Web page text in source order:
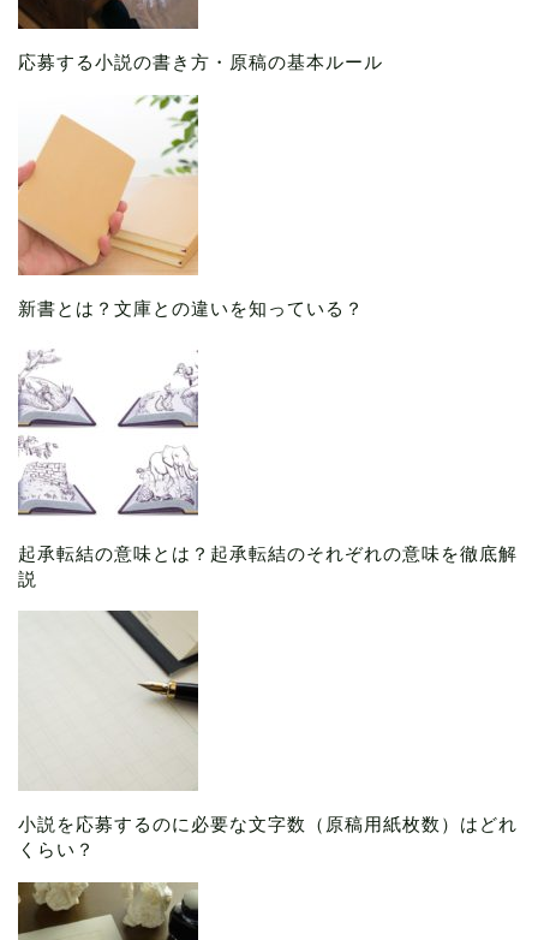
応募する小説の書き方・原稿の基本ルール
新書とは？文庫との違いを知っている？
起承転結の意味とは？起承転結のそれぞれの意味を徹底解
説
小説を応募するのに必要な文字数（原稿用紙枚数）はどれ
くらい？